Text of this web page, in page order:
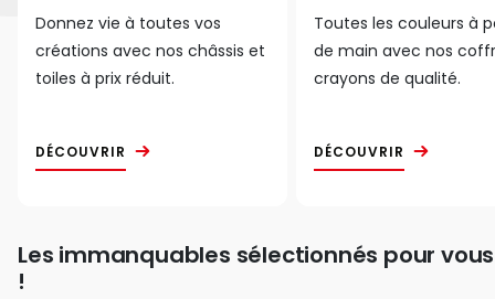
Donnez vie à toutes vos
créations avec nos châssis et
toiles à prix réduit.
DÉCOUVRIR
Toutes les couleurs à
de main avec nos
crayons de qualité.
DÉCOUVRIR
Les immanquables sélectionnés pour vous
!